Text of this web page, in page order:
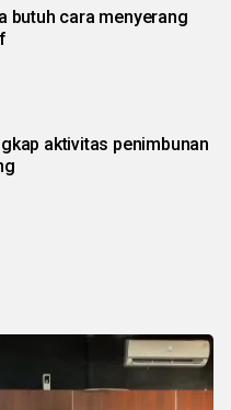
butuh cara menyerang
aktivitas penimbunan